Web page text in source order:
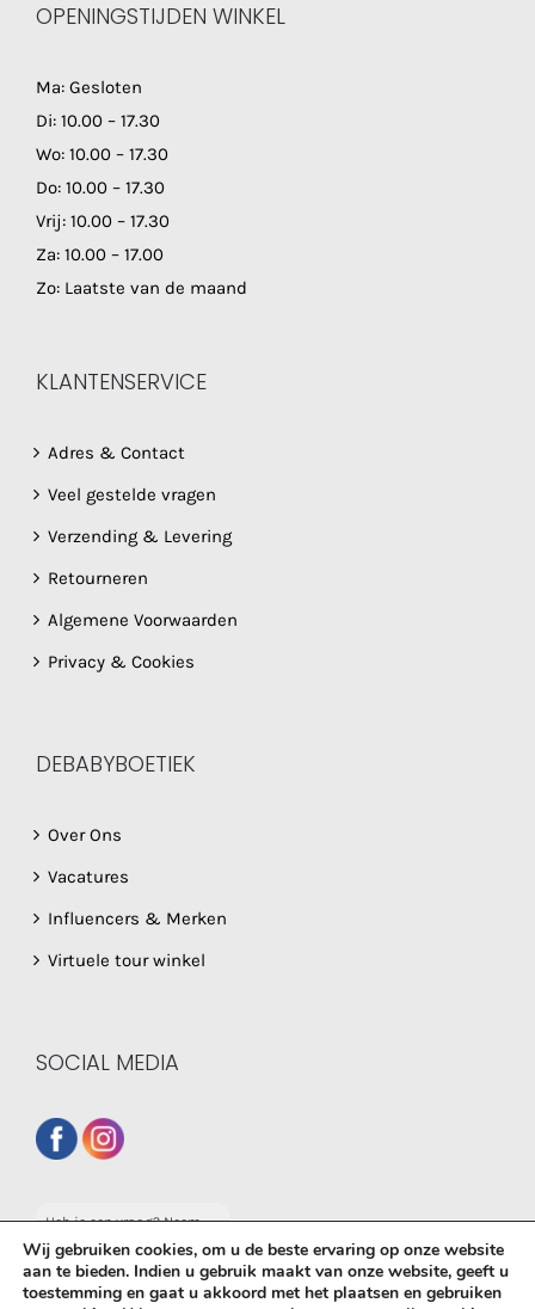
OPENINGSTIJDEN WINKEL
Ma: Gesloten
Di: 10.00 – 17.30
Wo: 10.00 – 17.30
Do: 10.00 – 17.30
Vrij: 10.00 – 17.30
Za: 10.00 – 17.00
Zo: Laatste van de maand
KLANTENSERVICE
Adres & Contact
Veel gestelde vragen
Verzending & Levering
Retourneren
Algemene Voorwaarden
Privacy & Cookies
DEBABYBOETIEK
Over Ons
Vacatures
Influencers & Merken
Virtuele tour winkel
SOCIAL MEDIA
Heb je een vraag? Neem
dan gerust contact op
met onze whatsapp
service!
Wij gebruiken cookies, om u de beste ervaring op onze website
aan te bieden. Indien u gebruik maakt van onze website, geeft u
toestemming en gaat u akkoord met het plaatsen en gebruiken